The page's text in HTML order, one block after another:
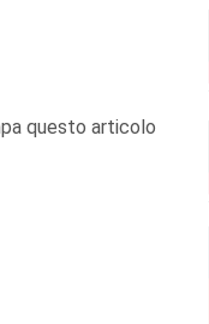
questo articolo